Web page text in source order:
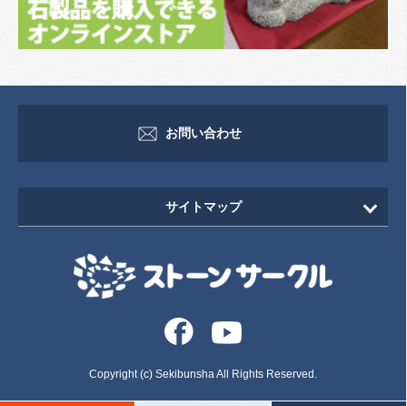
お問い合わせ
サイトマップ
HOME
新着情報
イベント・セミナー情報
Copyright (c) Sekibunsha All Rights Reserved.